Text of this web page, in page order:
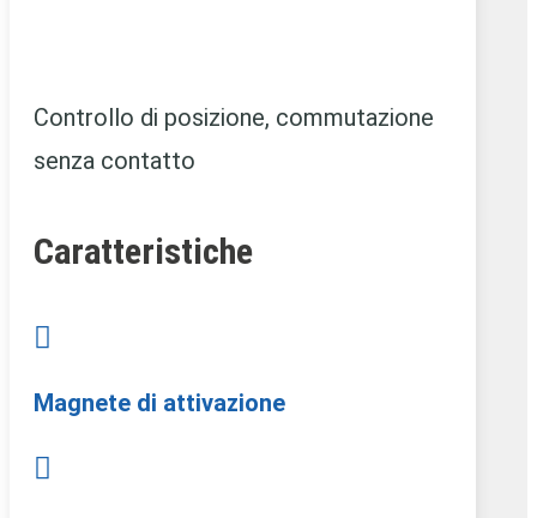
Controllo di posizione, commutazione
senza contatto
Caratteristiche

Magnete di attivazione
